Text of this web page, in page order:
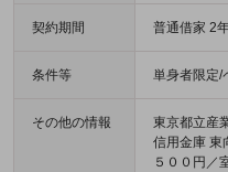
契約期間 普通借家 2
条件等 単身者限定/
その他の情報
東京都立産
信用金庫 東
５００円／